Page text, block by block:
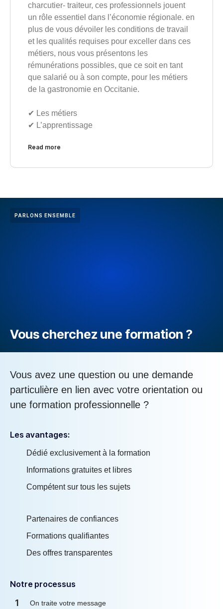
charcutier- traiteur, ces professionnels jouent
un rôle essentiel dans l’économie régionale. en
plus de vous dévoiler les conditions de travail
et les qualités requises pour exceller dans ces
métiers, nous vous présentons les
rémunérations possibles, que ce soit en tant
que salarié ou à son compte, pour les métiers
de la gastronomie en Occitanie.
✔︎ Les métiers
✔︎ L’apprentissage
Read more
PARLONS ENSEMBLE
Vous cherchez une formation ?
Vous avez une question ou une demande
particulière en lien avec votre orientation ou
une formation professionnelle ?
Les avantages:
Dédié exclusivement à la formation
Informations gratuites et libres
Compétent sur tous les sujets
Partenaires de confiances
Formations qualifiantes
Des offres transparentes
Notre processus
1 On traite votre message